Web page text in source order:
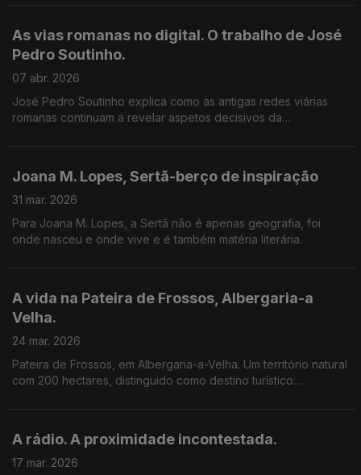
As vias romanas no digital. O trabalho de José
Pedro Soutinho.
07 abr. 2026
José Pedro Soutinho explica como as antigas redes viárias
romanas continuam a revelar aspetos decisivos da
Joana M. Lopes, Sertã-berço de inspiração
31 mar. 2026
Para Joana M. Lopes, a Sertã não é apenas geografia, foi
onde nasceu e onde vive e é também matéria literária.
A vida na Pateira de Frossos, Albergaria-a
Velha.
24 mar. 2026
Pateira de Frossos, em Albergaria-a-Velha. Um território natural
com 200 hectares, distinguido como destino turístico
A rádio. A proximidade incontestada.
17 mar. 2026